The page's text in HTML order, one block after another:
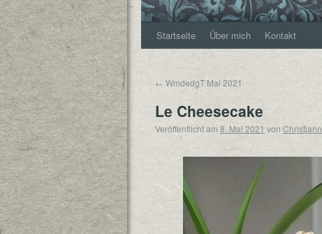
Startseite Über mich Kontakt
← WmdedgT Mai 2021
Le Cheesecake
Veröffentlicht am 8. Mai 2021 von Christjann